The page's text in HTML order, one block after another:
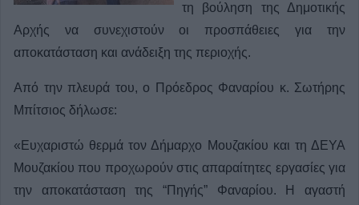
τη βούληση της Δημοτικής
Αρχής να συνεχιστούν οι προσπάθειες για την
αποκατάσταση και ανάδειξη της περιοχής.
Από την πλευρά του, ο Πρόεδρος Φαναρίου κ. Σωτήρης
Μπίτσιος δήλωσε:
«Ευχαριστώ θερμά τον Δήμαρχο Μουζακίου και τη ΔΕΥΑ
Μουζακίου που προχωρούν στις απαραίτητες εργασίες για
την αποκατάσταση της “Πηγής” Φαναρίου. Η αγαστή